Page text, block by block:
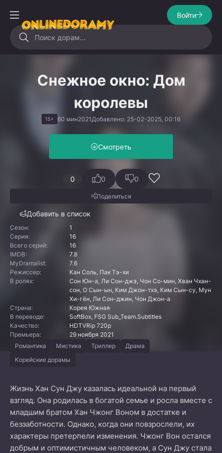
Войти
Снежное окно: Дом
королевы
15+ 60 мин2021 Добавлено: 25-02-2025, 00:16
Смотреть
0
Добавить в список
0 0
Поделиться
Сезон:
1
Серия:
16
Всего серий:
16
IMDB:
7.8
MyDramalist:
7.6
Режиссер:
Кан Соль, Пак Тэ-хи
В ролях:
Сон Юн-а, Ли Сон-джэ, Чон Со-мин, Хван Чхан-
сон, О Сын-ын, Ким Джон-тхэ, Ким Сын-су, Мун
Хи-гён, Ли Сон-джин, Чон Джон-а
Страна:
Корея Южная
В переводе:
SoftBox, FSG Sub_Team.Subtitles
Качество:
HDTVRip 720p
Премьера:
29 ноября 2021
Романтика
Мистика Триллер
Драма
Корейские дорамы
Жизнь Хан Сун Джу казалась идеальной на первый
взгляд. Она родилась в богатой семье и росла вместе с
младшим братом Хан Чжонг Воном в достатке и
беззаботности. Однако, когда они повзрослели, их
характеры претерпели изменения. Чжонг Вон остался
добрым и оптимистичным человеком, а Сун Джу стала